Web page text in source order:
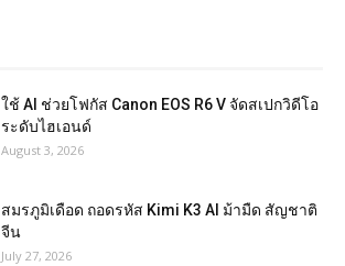
ใช้ AI ช่วยโฟกัส Canon EOS R6 V จัดสเปกวิดีโอ
ระดับไฮเอนด์
August 3, 2026
สมรภูมิเดือด ถอดรหัส Kimi K3 AI ม้ามืด สัญชาติ
จีน
July 27, 2026